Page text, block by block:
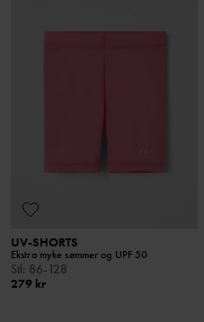
UV-SHORTS
Ekstra myke sømmer og UPF 50
Stl : 86-128
279 kr